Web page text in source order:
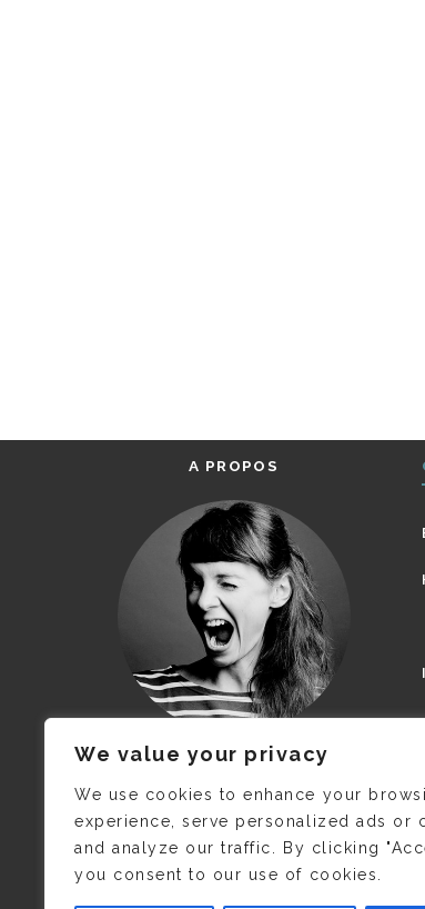
We value your privacy
We use cookies to enhance your
experience, serve personalized ads or
and analyze our traffic. By clicking
you consent to our use of cookies.
A PROPOS
JE M’APPELLE DELPHINE MAIS
C’EST ©CAMILLE COLLIN QUI A
PRIS CETTE PHOTO !